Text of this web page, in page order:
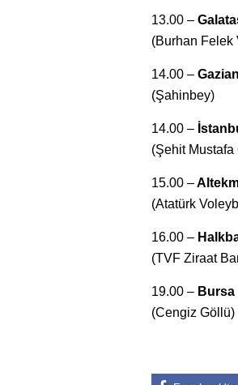
13.00 –
(Burhan Felek
14.00 –
(Şahinbey)
14.00 –
(Şehit Mustafa
15.00 –
(Atatürk
16.00 –
(TVF Ziraat
19.00 –
(Cengiz Göllü)